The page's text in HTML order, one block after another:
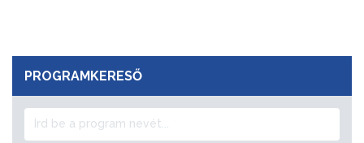
PROGRAMKERESŐ